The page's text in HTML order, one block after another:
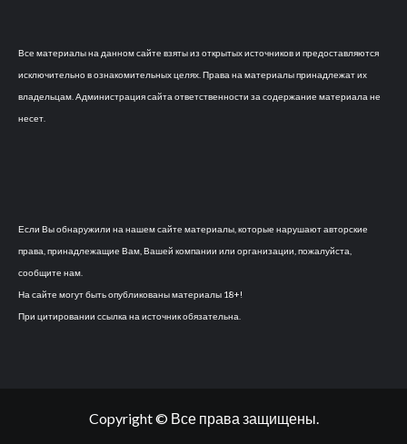
Все материалы на данном сайте взяты из открытых источников и предоставляются
исключительно в ознакомительных целях. Права на материалы принадлежат их
владельцам. Администрация сайта ответственности за содержание материала не
несет.
Если Вы обнаружили на нашем сайте материалы, которые нарушают авторские
права, принадлежащие Вам, Вашей компании или организации, пожалуйста,
сообщите нам.
На сайте могут быть опубликованы материалы 18+!
При цитировании ссылка на источник обязательна.
Copyright © Все права защищены.